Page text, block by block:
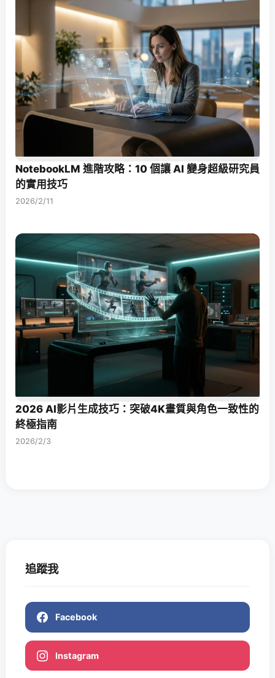
NotebookLM 進階攻略：10 個讓 AI 變身超級研究員
的實用技巧
2026/2/11
2026 AI影片生成技巧：突破4K畫質與角色一致性的
終極指南
2026/2/3
追蹤我
Facebook
Instagram